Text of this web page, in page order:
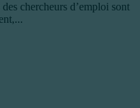
chercheurs d’emploi sont